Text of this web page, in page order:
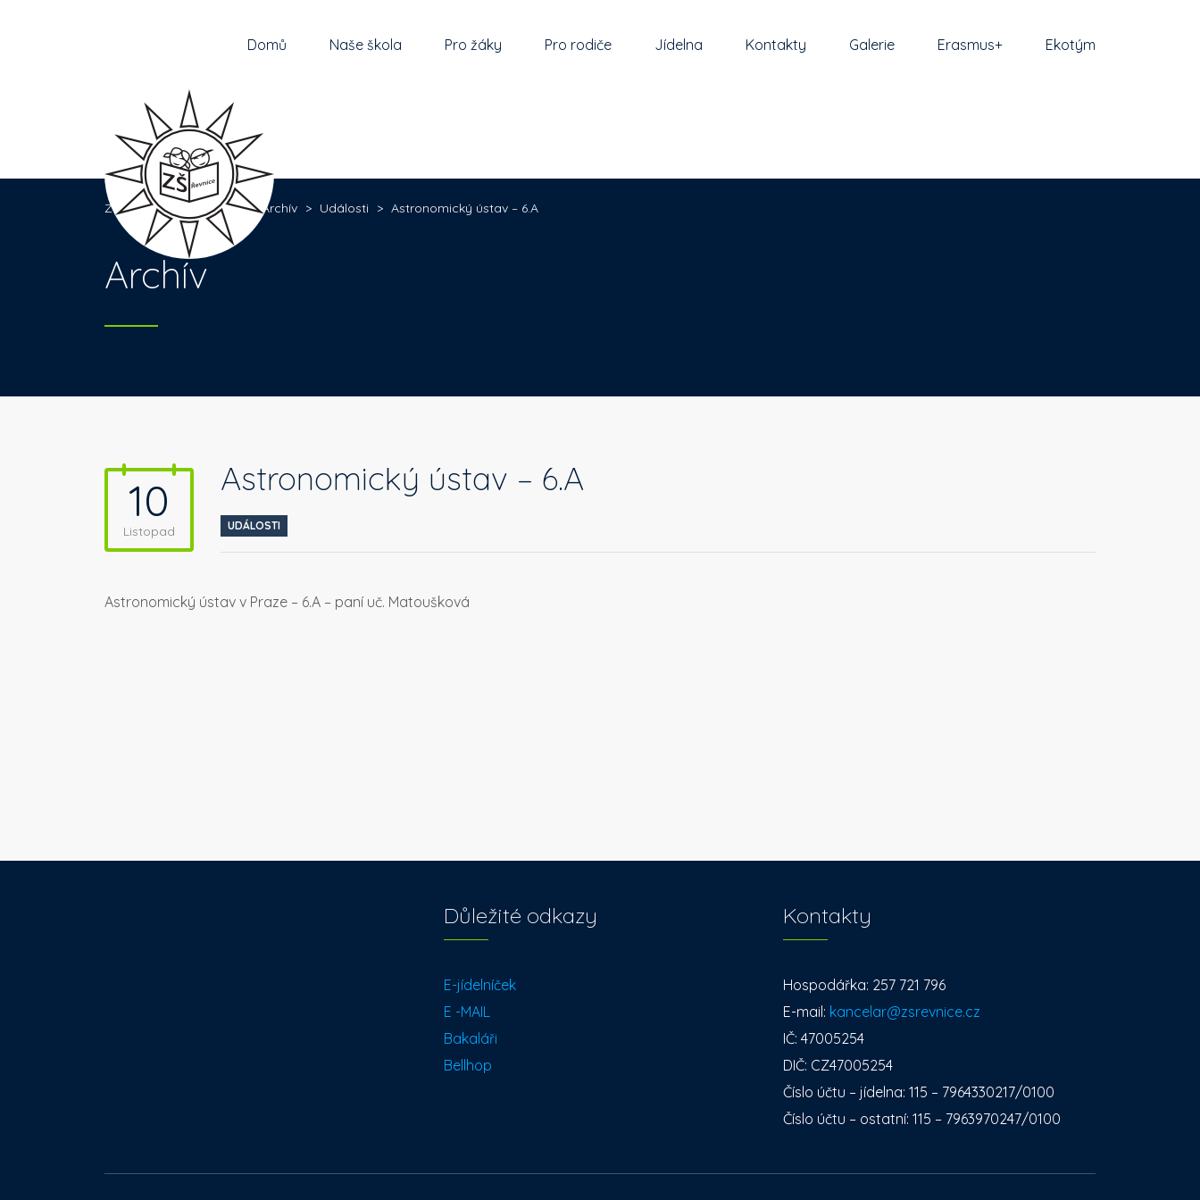
Domů Naše škola Pro žáky Pro rodiče Jídelna Kontakty Galerie Erasmus+ Ekotým
Základní škola Řevnice > Archív > Události > Astronomický ústav – 6.A
Archív
10
Listopad
Astronomický ústav – 6.A
UDÁLOSTI
Astronomický ústav v Praze – 6.A – paní uč. Matoušková
Důležité odkazy
E-jídelníček
E -MAIL
Bakaláři
Bellhop
Kontakty
Hospodářka: 257 721 796
E-mail: kancelar@zsrevnice.cz
IČ: 47005254
DIČ: CZ47005254
Číslo účtu – jídelna: 115 – 7964330217/0100
Číslo účtu – ostatní: 115 – 7963970247/0100